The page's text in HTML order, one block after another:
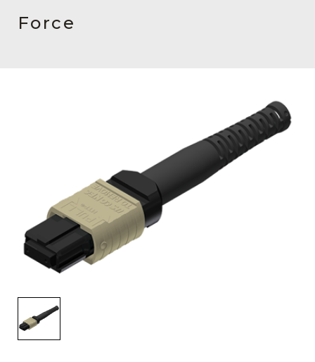
活动信息
订阅
Force